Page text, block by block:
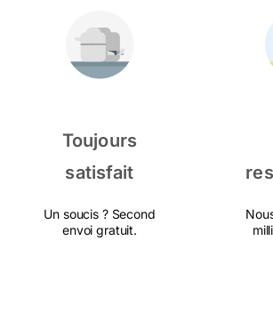
Toujours
satisfait
Un soucis ? Second
envoi gratuit.